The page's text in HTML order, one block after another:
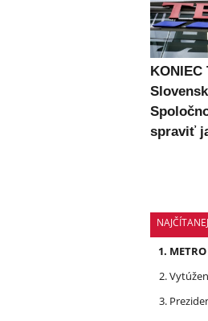
KONIEC
spraviť